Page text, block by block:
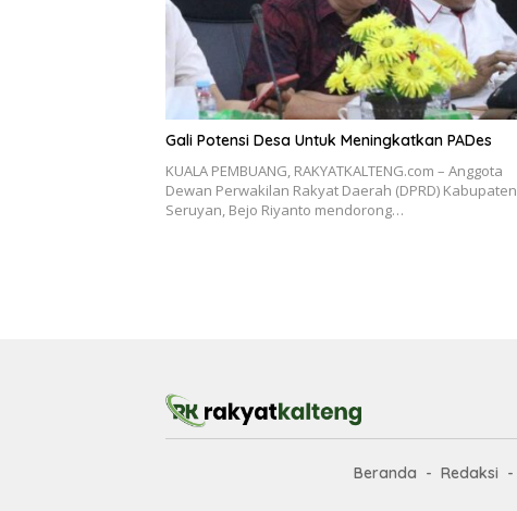
Gali Potensi Desa Untuk Meningkatkan PADes
KUALA PEMBUANG, RAKYATKALTENG.com – Anggota
Dewan Perwakilan Rakyat Daerah (DPRD) Kabupaten
Seruyan, Bejo Riyanto mendorong…
Beranda Redaksi